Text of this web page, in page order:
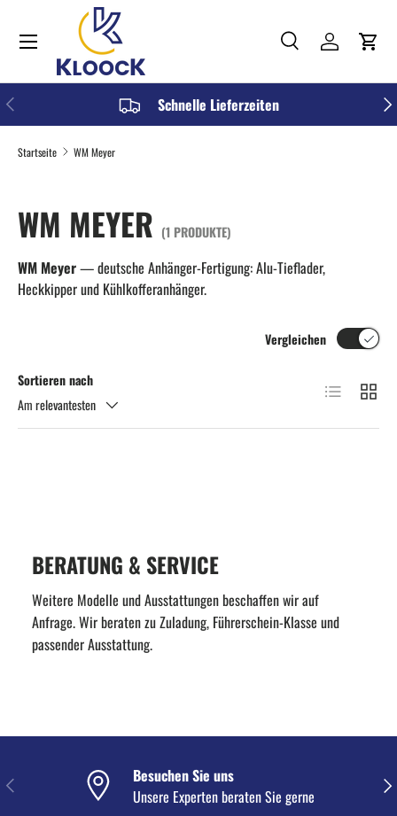
DIREKT ZUM INHALT
Suchen
Art
Suche Einloggen
Menü
VORHERIGE Schnelle Lieferzeiten
Startseite WM Meyer
WM MEYER (1 PRODUKTE)
WM Meyer— deutsche Anhänger-Fertigung: Alu-Tieflader,
Heckkipper und Kühlkofferanhänger.
Sortieren nach
Am relevantesten
Vergleichen
Produktliste
BERATUNG & SERVICE
Weitere Modelle und Ausstattungen beschaffen wir auf
Anfrage. Wir beraten zu Zuladung, Führerschein-Klasse und
passender Ausstattung.
VORHERIGE
Besuchen Sie uns
Unsere Experten beraten Sie gerne